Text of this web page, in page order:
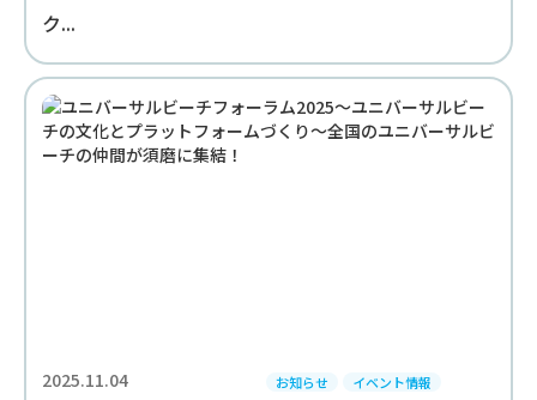
ク...
2025.11.04 お知らせ イベント情報